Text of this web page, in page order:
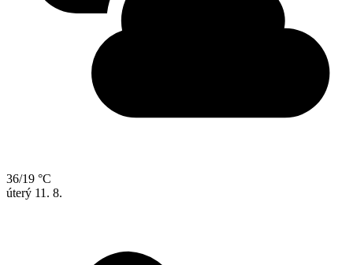
36/19 °C
úterý 11. 8.